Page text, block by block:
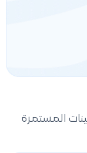
المستمرة